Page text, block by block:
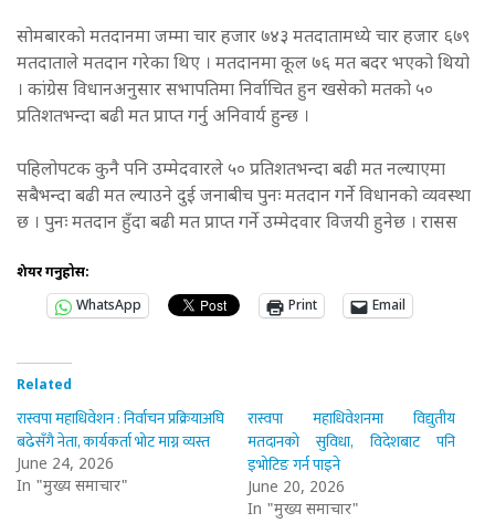
सोमबारको मतदानमा जम्मा चार हजार ७४३ मतदातामध्ये चार हजार ६७९
मतदाताले मतदान गरेका थिए । मतदानमा कूल ७६ मत बदर भएको थियो
। कांग्रेस विधानअनुसार सभापतिमा निर्वाचित हुन खसेको मतको ५०
प्रतिशतभन्दा बढी मत प्राप्त गर्नु अनिवार्य हुन्छ ।
पहिलोपटक कुनै पनि उम्मेदवारले ५० प्रतिशतभन्दा बढी मत नल्याएमा
सबैभन्दा बढी मत ल्याउने दुई जनाबीच पुनः मतदान गर्ने विधानको व्यवस्था
छ । पुनः मतदान हुँदा बढी मत प्राप्त गर्ने उम्मेदवार विजयी हुनेछ । रासस
शेयर गर्नुहोस:
WhatsApp
Print Email
Related
रास्वपा महाधिवेशन : निर्वाचन प्रक्रियाअघि
बढेसँगै नेता, कार्यकर्ता भोट माग्न व्यस्त
June 24, 2026
In "मुख्य समाचार"
रास्वपा महाधिवेशनमा विद्युतीय
मतदानको सुविधा, विदेशबाट पनि
इभोटिङ गर्न पाइने
June 20, 2026
In "मुख्य समाचार"